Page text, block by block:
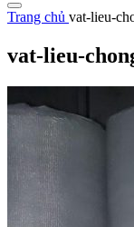
Trang chủ vat-lieu-
vat-lieu-